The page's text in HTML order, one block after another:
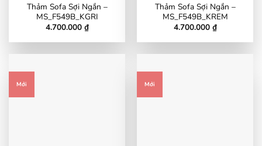
Thảm Sofa Sợi Ngắn –
MS_F549B_KGRI
4.700.000 ₫
Thảm Sofa Sợi Ngắn –
MS_F549B_KREM
4.700.000 ₫
Mới Mới